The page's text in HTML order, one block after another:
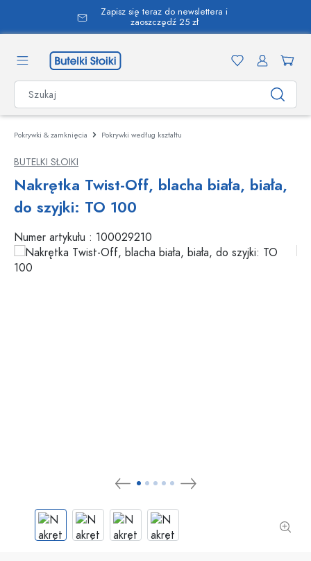
zawartości
Zapisz się teraz do newslettera i
zaoszczędź 25 zł
Pokrywki & zamknięcia Pokrywki według kształtu
BUTELKI SŁOIKI
Nakrętka Twist-Off, blacha biała, biała,
do szyjki: TO 100
Numer artykułu : 100029210